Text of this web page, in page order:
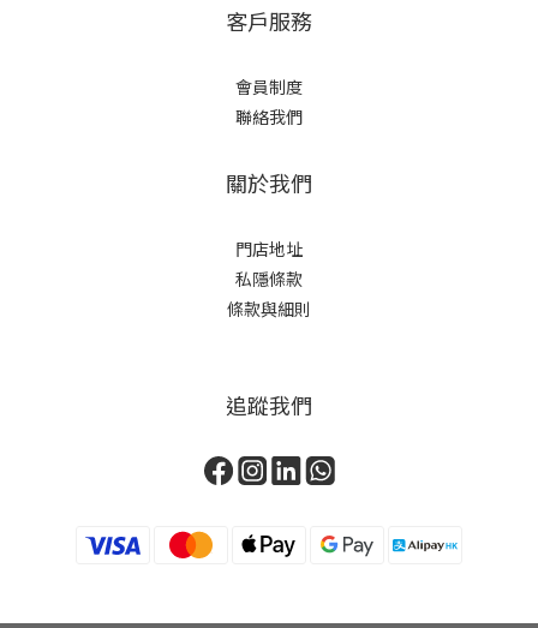
客戶服務
會員制度
聯絡我們
關於我們
門店地址
私隱條款
條款與細則
追蹤我們